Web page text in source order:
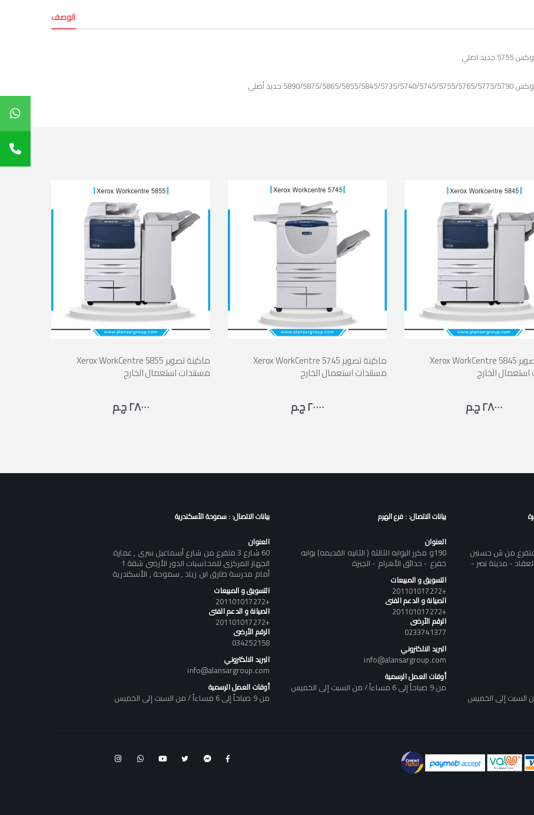
الوصف
جديد اصلي
5765/5775/5790 جديد أصلي
Xerox WorkCentre 5855 ماكينة تصوير
مستندات استعمال الخارج
٢٨٠٠٠ ج.م
Xerox WorkCentre 5745 ماكينة تصوير
مستندات استعمال الخارج
٢٠٠٠٠ ج.م
Xerox WorkCentre 5845 ماكينة تصوير
الخارج
٢٨٠٠٠ ج.م
متفرع من ش حسنين
- مدينة نصر -
بيانات الاتصال: : فرع الهرم
العنوان
190و مكرر البوابه الثالثة ( الثانيه القديمه) بوابه
خفرع - حدائق الأهرام - الجيزة
التسويق و المبيعات
+201101017272
الصيانة و الدعم الفنى
+201101017272
الرقم الأرضى
0233741377
البريد الالكتروني
info@alansargroup.com
أوقات العمل الرسمية
من 9 صباحاً إلى 6 مساءاً / من السبت إلى الخميس
بيانات الاتصال: : سموحة الأسكندرية
العنوان
60 شارع 3 متفرع من شارع أسماعيل سرى , عمارة
الجهاز المركزى للمحاسبات الدور الأرضى شقة 1
أمام مدرسة طارق ابن زياد , سموحة , الأسكندرية
التسويق و المبيعات
+201101017272
الصيانة و الدعم الفنى
+201101017272
الرقم الأرضى
034252158
البريد الالكتروني
info@alansargroup.com
أوقات العمل الرسمية
من 9 صباحاً إلى 6 مساءاً / من السبت إلى الخميس